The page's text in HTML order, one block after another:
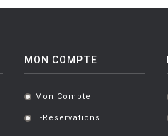
MON COMPTE
. Mon Compte
. E-Réservations